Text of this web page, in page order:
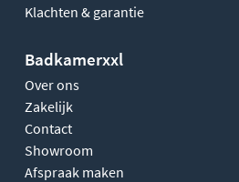
Klachten & garantie
Badkamerxxl
Over ons
Zakelijk
Contact
Showroom
Afspraak maken